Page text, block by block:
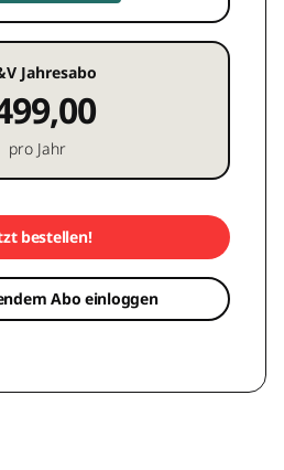
Jahresabo
pro Jahr
bestellen!
Abo einloggen